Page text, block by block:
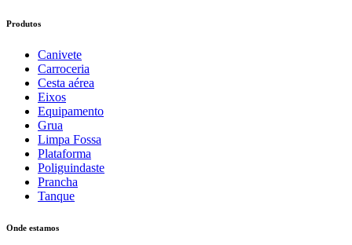
Produtos
Canivete
Carroceria
Cesta aérea
Eixos
Equipamento
Grua
Limpa Fossa
Plataforma
Poliguindaste
Prancha
Tanque
Onde estamos